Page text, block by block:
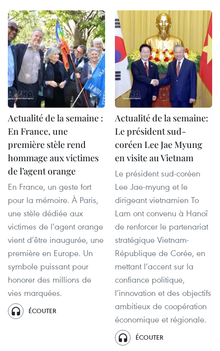
Actualité de la semaine :
En France, une
première stèle rend
hommage aux victimes
de l’agent orange
En France, un geste fort
pour la mémoire. À Paris,
une stèle dédiée aux
victimes de l’agent orange
vient d’être inaugurée, une
première en Europe. Un
symbole puissant pour
honorer des millions de
vies marquées.
ÉCOUTER
Actualité de la semaine:
Le président sud-
coréen Lee Jae Myung
en visite au Vietnam
Le président sud-coréen
Lee Jae-myung et le
dirigeant vietnamien To
Lam ont convenu à Hanoï
de renforcer le partenariat
stratégique Vietnam-
République de Corée, en
mettant l’accent sur la
confiance politique,
l’innovation et des objectifs
ambitieux de coopération
économique et régionale.
ÉCOUTER